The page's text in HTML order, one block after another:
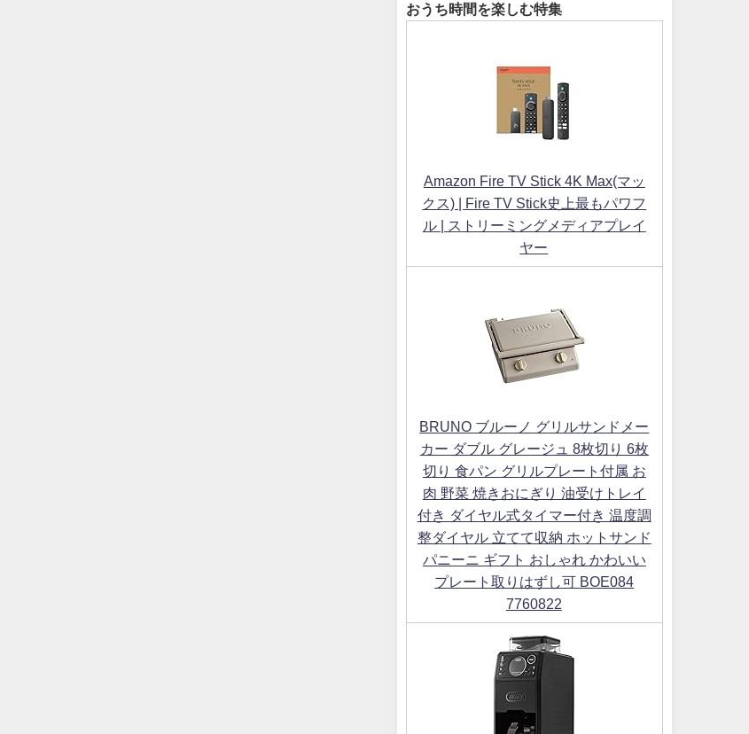
おうち時間を楽しむ特集
Amazon Fire TV Stick 4K Max(マッ
クス) | Fire TV Stick史上最もパワフ
ル | ストリーミングメディアプレイ
ヤー
BRUNO ブルーノ グリルサンドメー
カー ダブル グレージュ 8枚切り 6枚
切り 食パン グリルプレート付属 お
肉 野菜 焼きおにぎり 油受けトレイ
付き ダイヤル式タイマー付き 温度調
整ダイヤル 立てて収納 ホットサンド
パニーニ ギフト おしゃれ かわいい
プレート取りはずし可 BOE084
7760822